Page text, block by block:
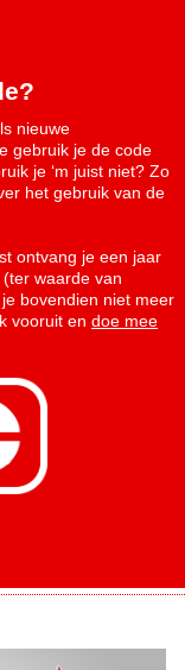
nieuwe
gebruik je de code
je ‘m juist niet? Zo
het gebruik van de
ontvang je een jaar
waarde van
bovendien niet meer
vooruit en doe mee